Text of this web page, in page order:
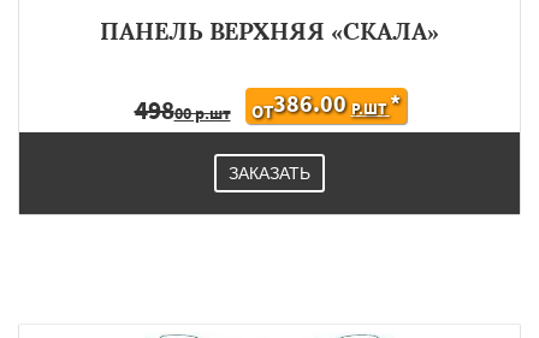
ПАНЕЛЬ ВЕРХНЯЯ «СКАЛА»
49800 р.шт ОТ386.00 Р.ШТ*
ЗАКАЗАТЬ